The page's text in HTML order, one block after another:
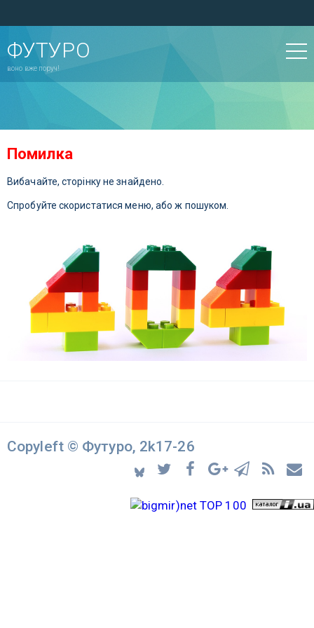
ФУТУРО
воно вже поруч!
Помилка
Вибачайте, сторінку не знайдено.
Спробуйте скористатися меню, або ж пошуком.
Copyleft © Футуро, 2k17-26